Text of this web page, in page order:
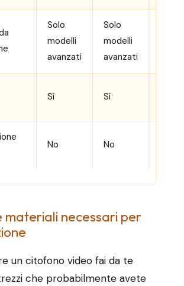
Solo
modelli
avanzati
Solo
modelli
avanzati
Sì Sì
No No
materiali necessari per
un citofono video fai da te
che probabilmente avete